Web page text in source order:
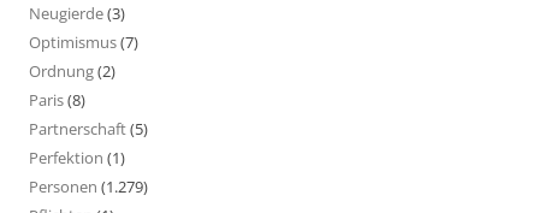
Neugierde(3)
Optimismus(7)
Ordnung(2)
Paris(8)
Partnerschaft(5)
Perfektion (1)
Personen (1.279)